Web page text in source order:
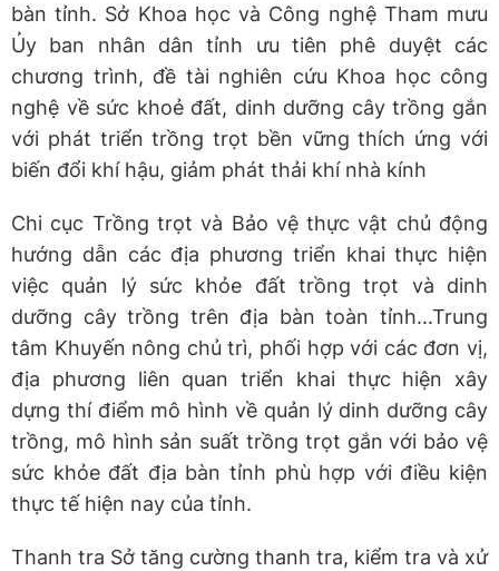
bàn tỉnh. Sở Khoa học và Công nghệ Tham mưu
Ủy ban nhân dân tỉnh ưu tiên phê duyệt các
chương trình, đề tài nghiên cứu Khoa học công
nghệ về sức khoẻ đất, dinh dưỡng cây trồng gắn
với phát triển trồng trọt bền vững thích ứng với
biến đổi khí hậu, giảm phát thải khí nhà kính
Chi cục Trồng trọt và Bảo vệ thực vật chủ động
hướng dẫn các địa phương triển khai thực hiện
việc quản lý sức khỏe đất trồng trọt và dinh
dưỡng cây trồng trên địa bàn toàn tỉnh...Trung
tâm Khuyến nông chủ trì, phối hợp với các đơn vị,
địa phương liên quan triển khai thực hiện xây
dựng thí điểm mô hình về quản lý dinh dưỡng cây
trồng, mô hình sản suất trồng trọt gắn với bảo vệ
sức khỏe đất địa bàn tỉnh phù hợp với điều kiện
thực tế hiện nay của tỉnh.​
Thanh tra Sở tăng cường thanh tra, kiểm tra và xử